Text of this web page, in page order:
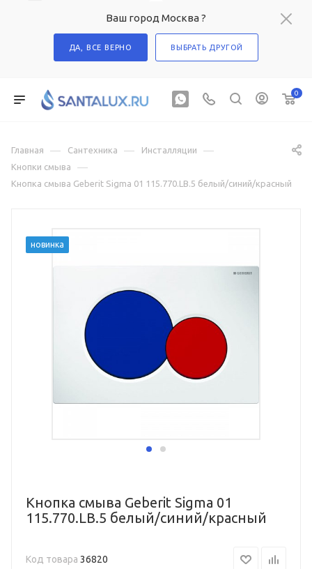
Ваш город Москва ?
ДА, ВСЕ ВЕРНО ВЫБРАТЬ ДРУГОЙ
0
Главная — Сантехника — Инсталляции —
Кнопки смыва —
Кнопка смыва Geberit Sigma 01 115.770.LB.5 белый/синий/красный
новинка
Кнопка смыва Geberit Sigma 01
115.770.LB.5 белый/синий/красный
Код товара 36820